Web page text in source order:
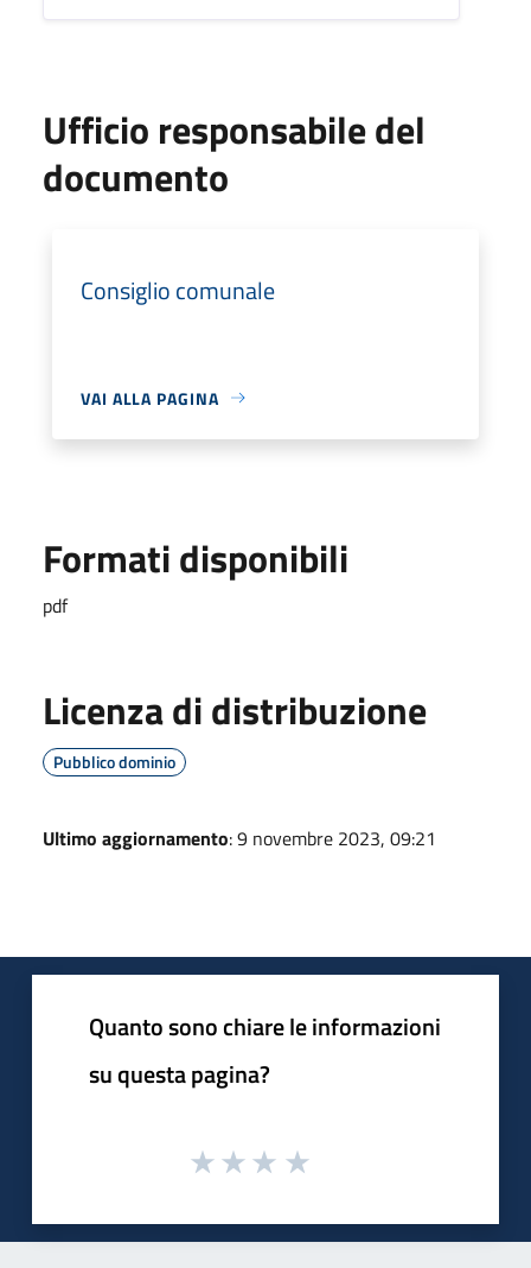
Ufficio responsabile del
documento
Consiglio comunale
VAI ALLA PAGINA
Formati disponibili
pdf
Licenza di distribuzione
Pubblico dominio
Ultimo aggiornamento: 9 novembre 2023, 09:21
Quanto sono chiare le informazioni
su questa pagina?